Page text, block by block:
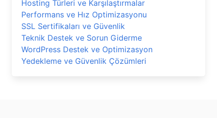
Hosting Türleri ve Karşılaştırmalar
Performans ve Hız Optimizasyonu
SSL Sertifikaları ve Güvenlik
Teknik Destek ve Sorun Giderme
WordPress Destek ve Optimizasyon
Yedekleme ve Güvenlik Çözümleri